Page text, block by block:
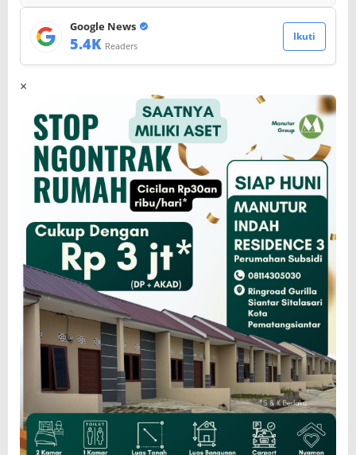
Google News
5.4K Readers
Ikuti
×